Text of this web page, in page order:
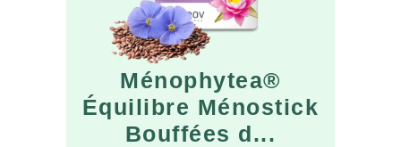
Ménophytea®
Équilibre Ménostick
Bouffées d...